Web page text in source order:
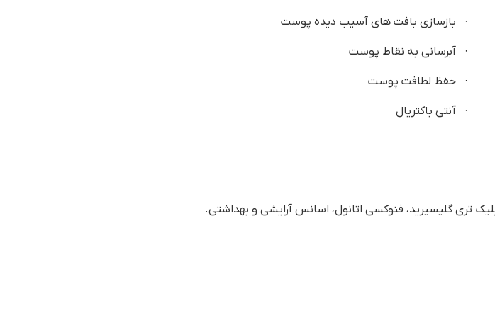
· بازسازی بافت های آسیب دیده پوست
· آبرسانی به نقاط پوست
· حفظ لطافت پوست
· آنتی باکتریال
تری گلیسیرید، فنوکسی اتانول، اسانس آرایشی و بهداشتی.